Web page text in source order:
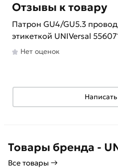
Отзывы к товару
Патрон GU4/GU5.3
этикеткой UNIVersal
Нет оценок
Товары бренда -
Все товары →